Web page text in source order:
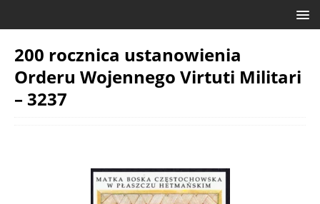
200 rocznica ustanowienia
Orderu Wojennego Virtuti Militari
– 3237